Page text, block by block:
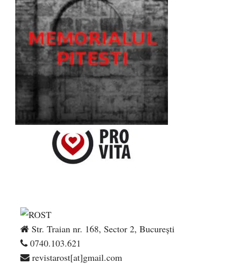
Str. Traian nr. 168, Sector 2, București
0740.103.621
revistarost[at]gmail.com